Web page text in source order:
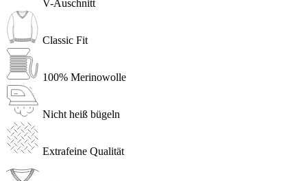
V-Auschnitt
Classic Fit
100% Merinowolle
Nicht heiß bügeln
Extrafeine Qualität